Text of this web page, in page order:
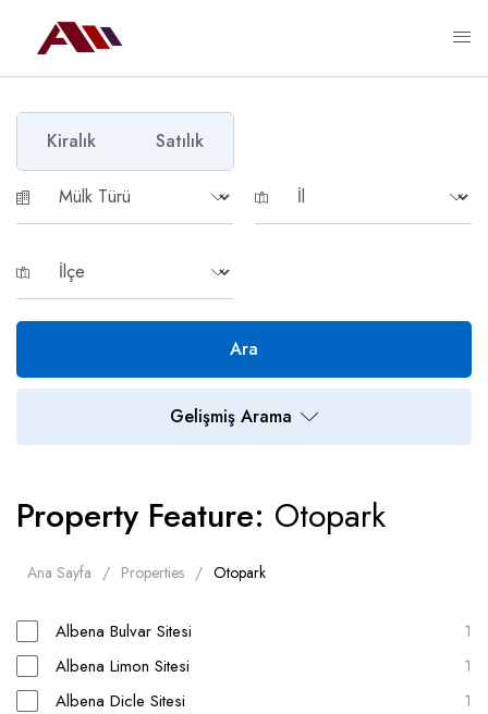
Kiralık Satılık
Gelişmiş Arama
Ara
Property Feature: Otopark
Ana Sayfa Properties Otopark
Albena Bulvar Sitesi
1
Albena Limon Sitesi
1
Albena Dicle Sitesi
1